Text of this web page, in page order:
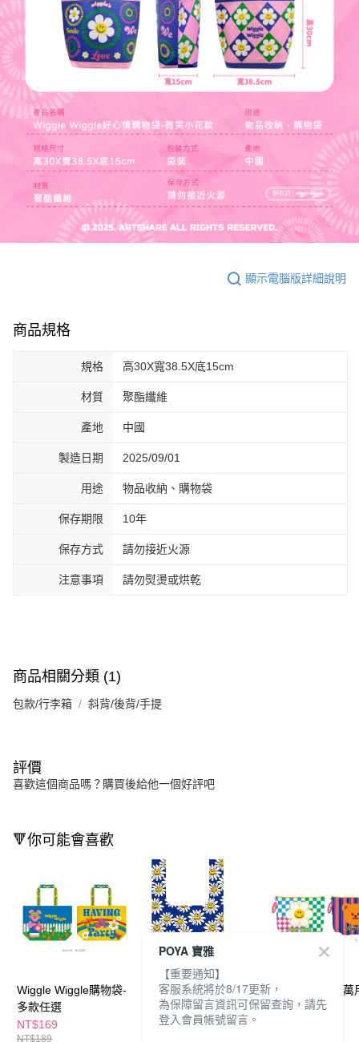
顯示電腦版詳細說明
商品規格
規格 高30X寬38.5X底15cm
材質 聚酯纖維
產地 中國
製造日期 2025/09/01
用途 物品收納、購物袋
保存期限 10年
保存方式 請勿接近火源
注意事項 請勿熨燙或烘乾
商品相關分類 (1)
包款/行李箱 斜背/後背/手提
評價
喜歡這個商品嗎？購買後給他一個好評吧
🔻你可能會喜歡
Wiggle Wiggle購物袋-
多款任選
NT$169
NT$189
Wiggle Wiggle背心購
物袋-多款任選
NT$189
Wiggle Wiggle萬
納包-多款任選
POYA 寶雅
【重要通知】
客服系統將於8/17更新，
為保障留言資訊可保留查詢，請先
登入會員帳號留言。